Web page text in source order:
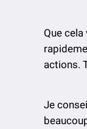
Que cela
actions.
Je